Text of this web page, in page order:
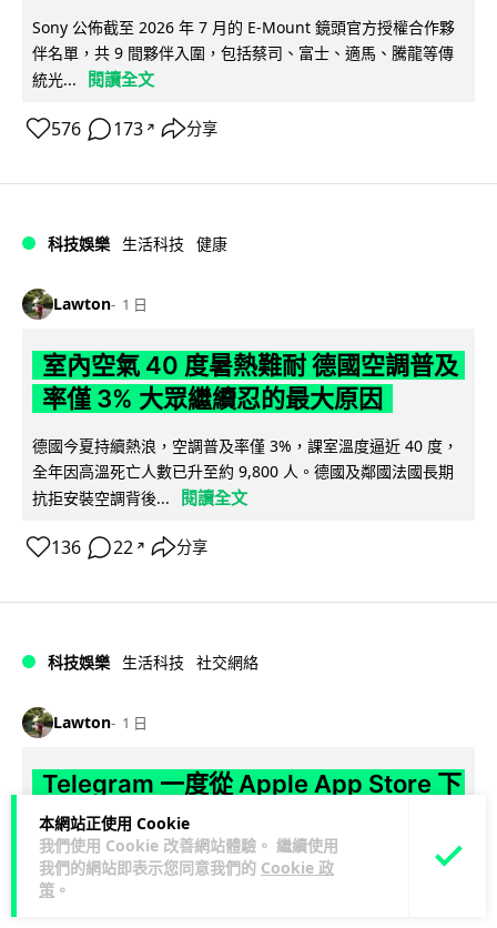
本網站正使用 Cookie
我們使用 Cookie 改善網站體驗。 繼續使用
我們的網站即表示您同意我們的 Cookie 政
策 。
Sony 公佈截至 2026 年 7 月的 E-Mount 鏡頭官方授權合作夥
伴名單，共 9 間夥伴入圍，包括蔡司、富士、適馬、騰龍等傳
統光...
閱讀全文
576 173 ↗ 分享
科技娛樂 生活科技 健康
Lawton 1 日
室內空氣 40 度暑熱難耐 德國空調普及
率僅 3% 大眾繼續忍的最大原因
德國今夏持續熱浪，空調普及率僅 3%，課室溫度逼近 40 度，
全年因高溫死亡人數已升至約 9,800 人。德國及鄰國法國長期
抗拒安裝空調背後...
閱讀全文
136 22 ↗ 分享
科技娛樂 生活科技 社交網絡
Lawton 1 日
Telegram 一度從 Apple App Store 下
架 官方未解釋原因迅速恢復上架
Telegram 8 月 4 日一度從 Apple App Store 消失，新用戶無
法下載，惟已於短時間內恢復上架。Apple 及 Tel...